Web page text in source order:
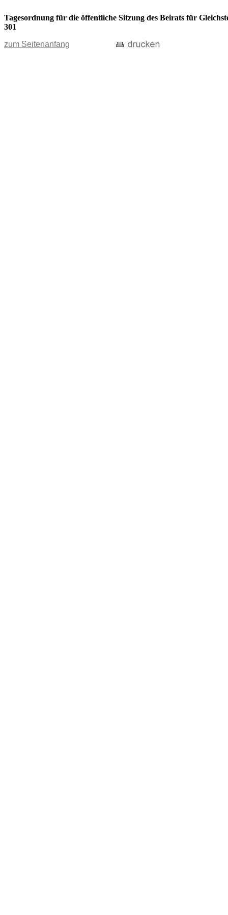
Tagesordnung für die öffentliche Sitzung des Beirats für
301
zum Seitenanfang